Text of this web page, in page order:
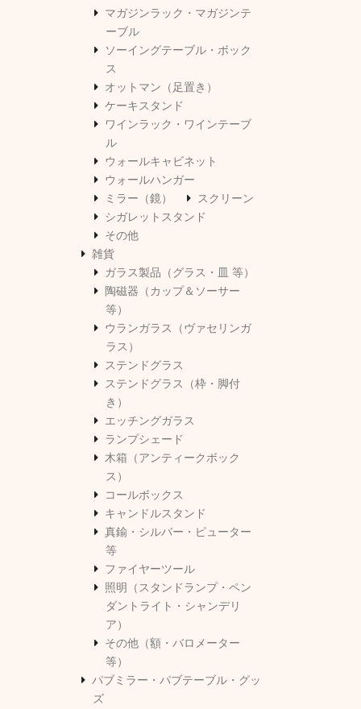
マガジンラック・マガジンテ
ーブル
ソーイングテーブル・ボック
ス
オットマン（足置き）
ケーキスタンド
ワインラック・ワインテーブ
ル
ウォールキャビネット
ウォールハンガー
ミラー（鏡）
スクリーン
シガレットスタンド
その他
雑貨
ガラス製品（グラス・皿 等）
陶磁器（カップ＆ソーサー
等）
ウランガラス（ヴァセリンガ
ラス）
ステンドグラス
ステンドグラス（枠・脚付
き）
エッチングガラス
ランプシェード
木箱（アンティークボック
ス）
コールボックス
キャンドルスタンド
真鍮・シルバー・ピューター
等
ファイヤーツール
照明（スタンドランプ・ペン
ダントライト・シャンデリ
ア）
その他（額・バロメーター
等）
パブミラー・パブテーブル・グッ
ズ